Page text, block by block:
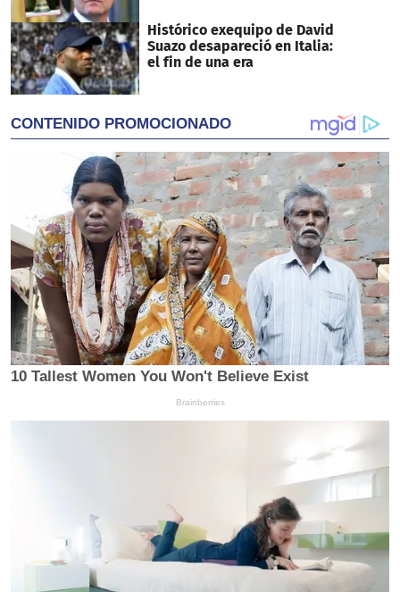
Histórico exequipo de David
Suazo desapareció en Italia:
el fin de una era